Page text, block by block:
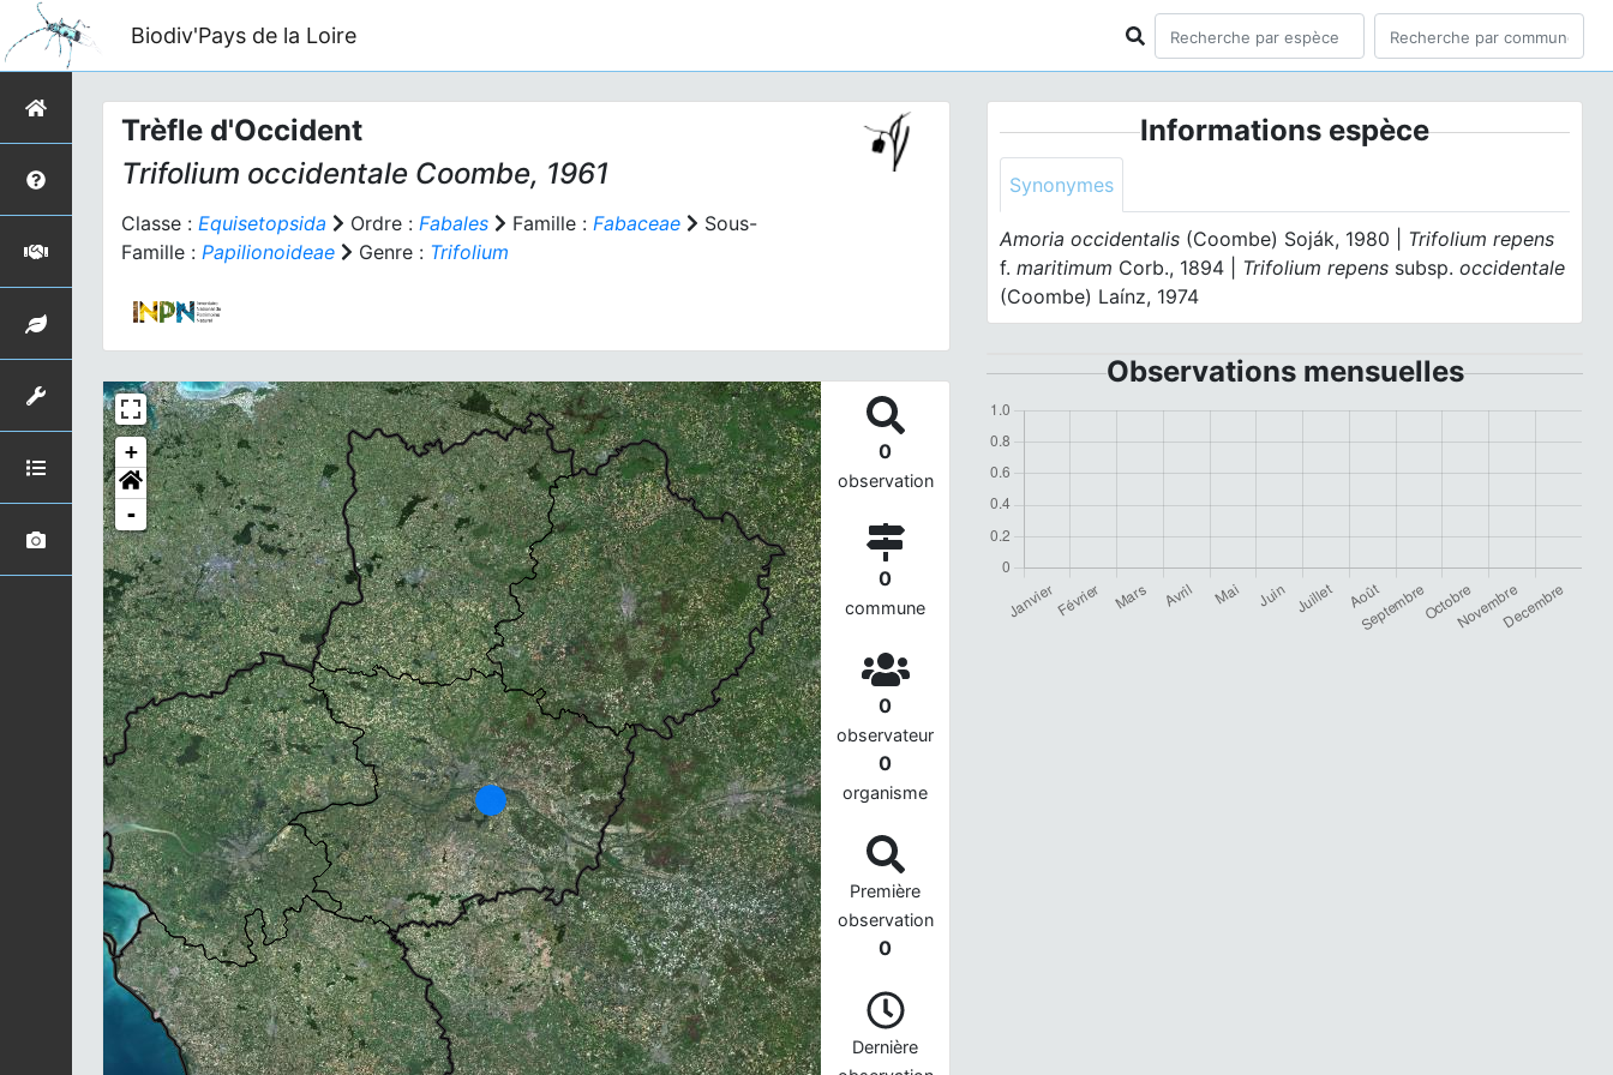
Biodiv'Pays de la Loire
Trèfle d'Occident
Trifolium occidentale Coombe, 1961
Classe : Equisetopsida Ordre : Fabales Famille : Fabaceae
Sous-
Famille : Papilionoideae Genre : Trifolium
Chargement...
+
-
0
observation
0
commune
0
observateur
0
organisme
Première
observation
0
Dernière
Informations espèce
Synonymes
Amoria occidentalis (Coombe) Soják, 1980 | Trifolium repens
f. maritimum Corb., 1894 | Trifolium repens subsp. occidentale
(Coombe) Laínz, 1974
Observations mensuelles